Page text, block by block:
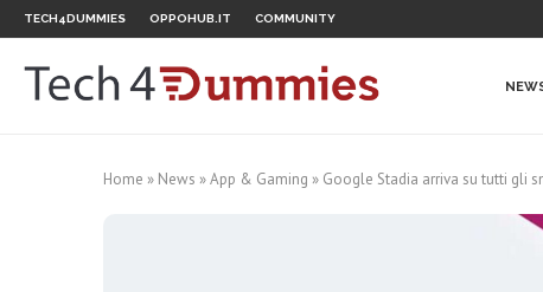
TECH4DUMMIES OPPOHUB.IT COMMUNITY
Home » News »App & Gaming » Google Stadia arriva su tutti gli